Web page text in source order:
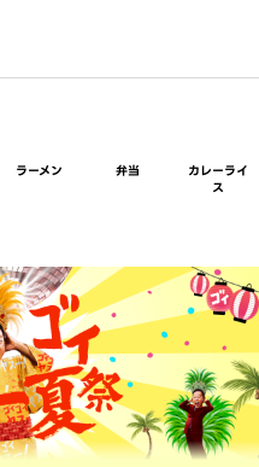
ラーメン 弁当
カレーライ
ス